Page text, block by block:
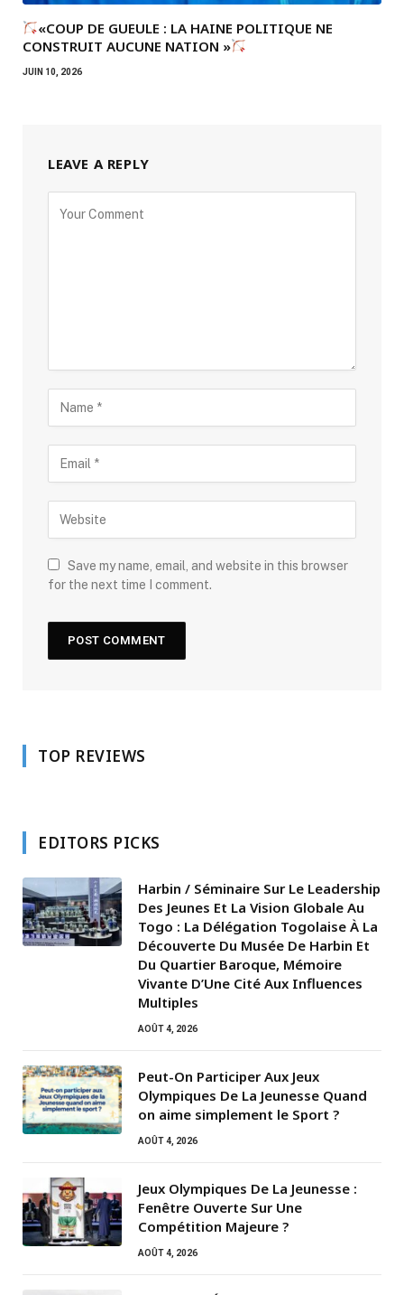
«COUP DE GUEULE : LA HAINE POLITIQUE NE
CONSTRUIT AUCUNE NATION »
JUIN 10, 2026
LEAVE A REPLY
Save my name, email, and website in this browser
for the next time I comment.
TOP REVIEWS
EDITORS PICKS
Harbin / Séminaire Sur Le Leadership
Des Jeunes Et La Vision Globale Au
Togo : La Délégation Togolaise À La
Découverte Du Musée De Harbin Et
Du Quartier Baroque, Mémoire
Vivante D’Une Cité Aux Influences
Multiples
AOÛT 4, 2026
Peut-On Participer Aux Jeux
Olympiques De La Jeunesse Quand
on aime simplement le Sport ?
AOÛT 4, 2026
Jeux Olympiques De La Jeunesse :
Fenêtre Ouverte Sur Une
Compétition Majeure ?
AOÛT 4, 2026